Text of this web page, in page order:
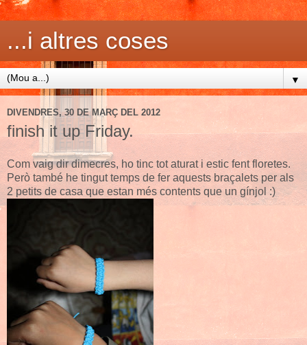
...i altres coses
▼
DIVENDRES, 30 DE MARÇ DEL 2012
finish it up Friday.
Com vaig dir dimecres, ho tinc tot aturat i estic fent floretes.
Però també he tingut temps de fer aquests braçalets per als
2 petits de casa que estan més contents que un gínjol :)